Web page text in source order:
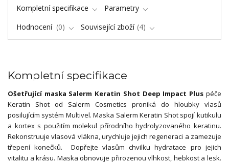
Kompletní specifikace
Parametry
Hodnocení
0 Související zboží 4
Kompletní specifikace
Ošetřující maska Salerm Keratin Shot Deep Impact Plus péče
Keratin Shot od Salerm Cosmetics proniká do hloubky vlasů
posilujícím systém Multivel. Maska Salerm Keratin Shot spojí kutikulu
a kortex s použitím molekul přírodního hydrolyzovaného keratinu.
Rekonstruuje vlasová vlákna, urychluje jejich regeneraci a zamezuje
třepení konečků. Dopřejte vlasům chvilku hydratace pro jejich
vitalitu a krásu. Maska obnovuje přirozenou vlhkost, hebkost a lesk.